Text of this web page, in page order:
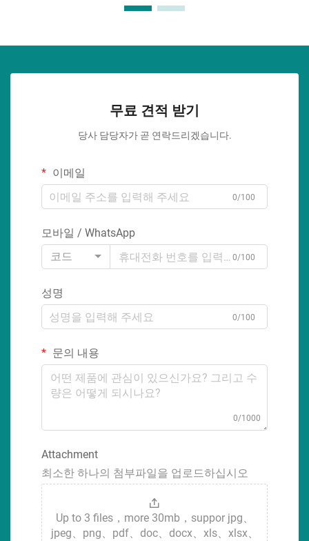
무료 견적 받기
당사 담당자가 곧 연락드리겠습니다.
이메일
0/100
모바일 / WhatsApp
코드
0/100
성명
0/100
문의 내용
0/1000
Attachment
최소한 하나의 첨부파일을 업로드하십시오
Up to 3 files，more 30mb，suppor jpg、
jpeg、png、pdf、doc、docx、xls、xlsx、